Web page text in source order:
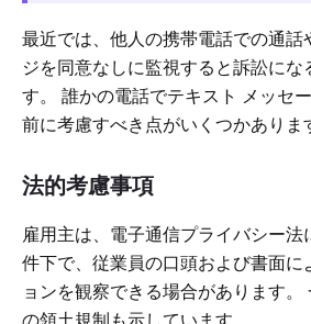
最近では、他人の携帯電話での通話
ジを同意なしに監視すると訴訟にな
す。 誰かの電話でテキスト メッセ
前に考慮すべき点がいくつかありま
法的考慮事項
雇用主は、電子通信プライバシー法
件下で、従業員の口頭および書面に
ョンを観察できる場合があります